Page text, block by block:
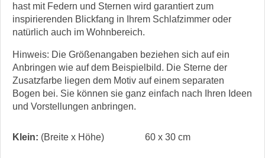
hast mit Federn und Sternen wird garantiert zum
inspirierenden Blickfang in Ihrem Schlafzimmer oder
natürlich auch im Wohnbereich.
Hinweis: Die Größenangaben beziehen sich auf ein
Anbringen wie auf dem Beispielbild. Die Sterne der
Zusatzfarbe liegen dem Motiv auf einem separaten
Bogen bei. Sie können sie ganz einfach nach Ihren Ideen
und Vorstellungen anbringen.
Klein: (Breite x Höhe) 60 x 30 cm